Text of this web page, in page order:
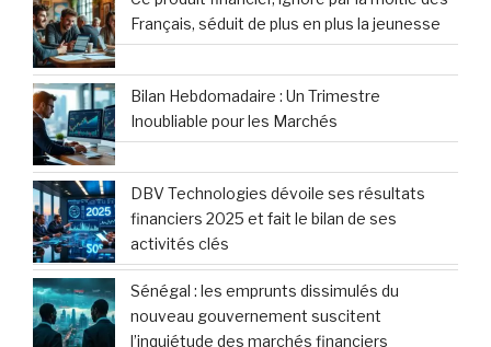
Français, séduit de plus en plus la jeunesse
Bilan Hebdomadaire : Un Trimestre
Inoubliable pour les Marchés
DBV Technologies dévoile ses résultats
financiers 2025 et fait le bilan de ses
activités clés
Sénégal : les emprunts dissimulés du
nouveau gouvernement suscitent
l’inquiétude des marchés financiers